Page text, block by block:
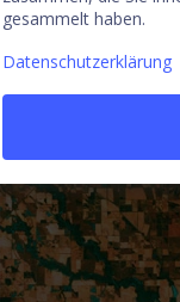
gesammelt haben.
Datenschutzerklärung